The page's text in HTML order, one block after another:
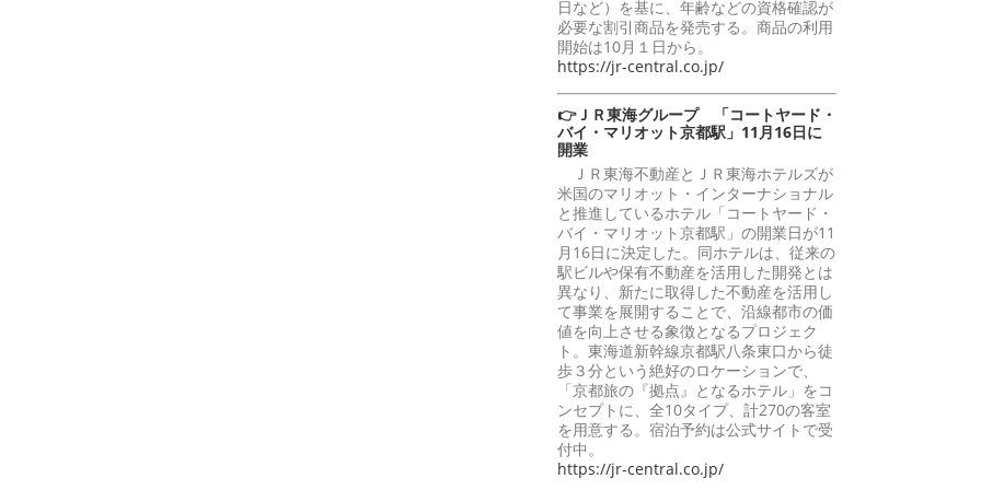
日など）を基に、年齢などの資格確認が
必要な割引商品を発売する。商品の利用
開始は10月１日から。
https://jr-central.co.jp/
👉ＪＲ東海グループ 「コートヤード・
バイ・マリオット京都駅」11月16日に
開業
ＪＲ東海不動産とＪＲ東海ホテルズが
米国のマリオット・インターナショナル
と推進しているホテル「コートヤード・
バイ・マリオット京都駅」の開業日が11
月16日に決定した。同ホテルは、従来の
駅ビルや保有不動産を活用した開発とは
異なり、新たに取得した不動産を活用し
て事業を展開することで、沿線都市の価
値を向上させる象徴となるプロジェク
ト。東海道新幹線京都駅八条東口から徒
歩３分という絶好のロケーションで、
「京都旅の『拠点』となるホテル」をコ
ンセプトに、全10タイプ、計270の客室
を用意する。宿泊予約は公式サイトで受
付中。
https://jr-central.co.jp/